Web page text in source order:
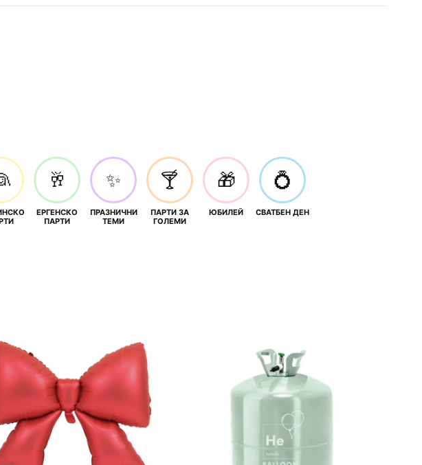
🥂
ЕРГЕНСКО
ПАРТИ
✨
ПРАЗНИЧНИ
ТЕМИ
🍸
ПАРТИ ЗА
ГОЛЕМИ
🎁
ЮБИЛЕЙ
💍
СВАТБЕН ДЕН